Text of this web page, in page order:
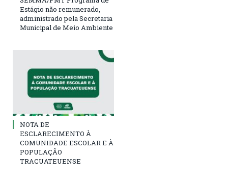
Estágio não remunerado,
administrado pela Secretaria
Municipal de Meio Ambiente
NOTA DE
ESCLARECIMENTO À
COMUNIDADE ESCOLAR E À
POPULAÇÃO
TRACUATEUENSE